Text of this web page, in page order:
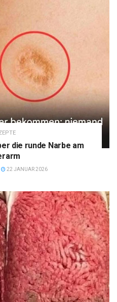
die runde Narbe am
22 JANUAR 2026